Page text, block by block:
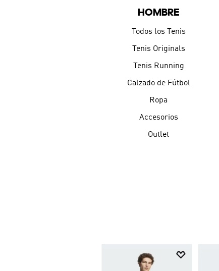
HOMBRE
Todos los Tenis
Tenis Originals
Tenis Running
Calzado de Fútbol
Ropa
Accesorios
Outlet